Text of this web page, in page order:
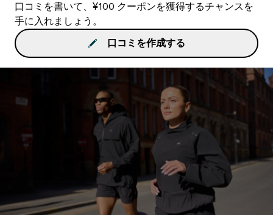
口コミを書いて、¥100 クーポンを獲得するチャンスを
手に入れましょう。
口コミを作成する